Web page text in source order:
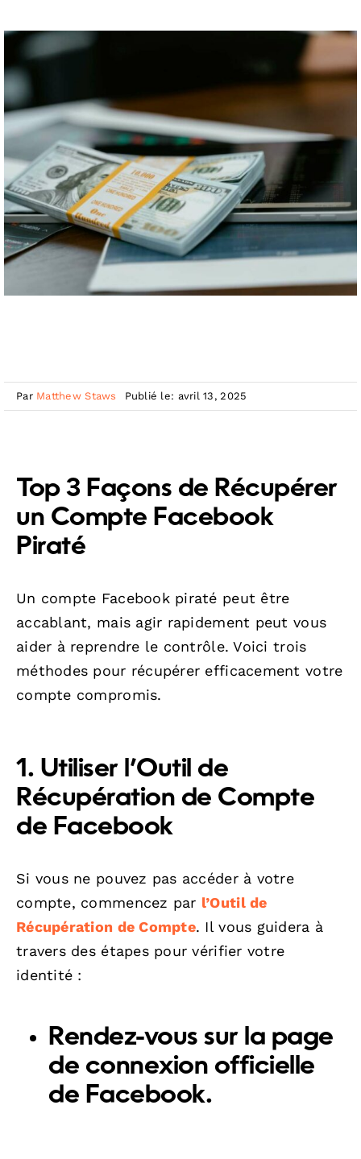
Par Matthew Staws Publié le: avril 13, 2025
Top 3 Façons de Récupérer
un Compte Facebook
Piraté
Un compte Facebook piraté peut être
accablant, mais agir rapidement peut vous
aider à reprendre le contrôle. Voici trois
méthodes pour récupérer efficacement votre
compte compromis.
1. Utiliser l’Outil de
Récupération de Compte
de Facebook
Si vous ne pouvez pas accéder à votre
compte, commencez par l’Outil de
Récupération de Compte. Il vous guidera à
travers des étapes pour vérifier votre
identité :
Rendez-vous sur la page
de connexion officielle
de Facebook.